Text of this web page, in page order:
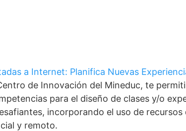
a Internet: Planifica Nuevas
de Innovación del Mineduc, te
para el diseño de clases y/o
incorporando el uso de
y remoto.